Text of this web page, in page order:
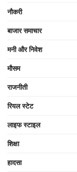
नौकरी
बाजार समाचार
मनी और निवेश
मौसम
राजनीती
रियल स्टेट
लाइफ स्टाइल
शिक्षा
हादसा